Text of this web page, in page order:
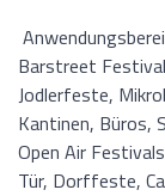
Barstreet
Jodlerfeste,
Kantinen, Büros,
Open Air
Tür, Dorffeste,